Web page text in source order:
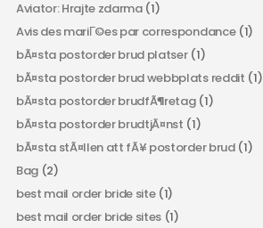
Aviator: Hrajte zdarma(1)
Avis des mariГ©es par correspondance(1)
bÃ¤sta postorder brud platser(1)
bÃ¤sta postorder brud webbplats reddit (1)
bÃ¤sta postorder brudfÃ¶retag(1)
bÃ¤sta postorder brudtjÃ¤nst (1)
bÃ¤sta stÃ¤llen att fÃ¥ postorder brud(1)
Bag(2)
best mail order bride site(1)
best mail order bride sites (1)